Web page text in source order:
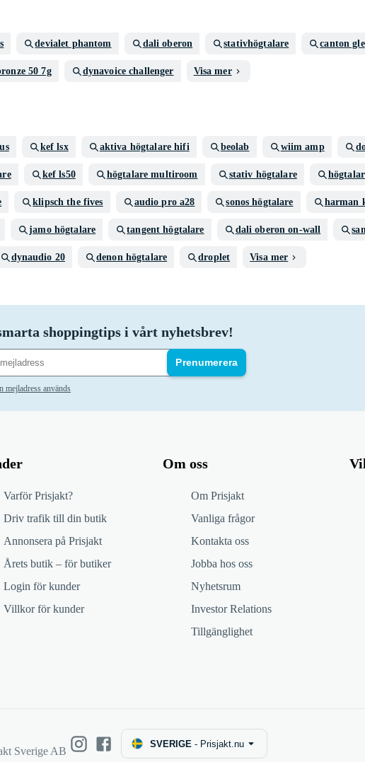
devialet phantom dali oberon stativhögtalare canton gle
50 7g dynavoice challenger Visa mer
kef lsx aktiva högtalare hifi beolab wiim amp
kef ls50 högtalare multiroom stativ högtalare
klipsch the fives audio pro a28 sonos högtalare harman
jamo högtalare tangent högtalare dali oberon on-wall
dynaudio 20 denon högtalare droplet Visa mer
shoppingtips i vårt nyhetsbrev!
Prenumerera
mejladress används
Varför Prisjakt?
Driv trafik till din butik
Annonsera på Prisjakt
Årets butik – för butiker
Login för kunder
Villkor för kunder
Om oss
Om Prisjakt
Vanliga frågor
Kontakta oss
Jobba hos oss
Nyhetsrum
Investor Relations
Tillgänglighet
Sverige AB
SVERIGE - Prisjakt.nu